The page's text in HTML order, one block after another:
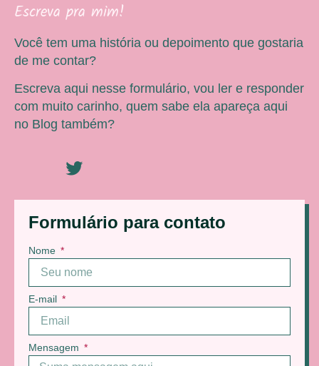
Formulário para contato
Nome
E-mail
Mensagem
Escreva pra mim!
Você tem uma história ou depoimento que gostaria
de me contar?
Escreva aqui nesse formulário, vou ler e responder
com muito carinho, quem sabe ela apareça aqui
no Blog também?